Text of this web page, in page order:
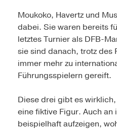
Moukoko, Havertz und
dabei. Sie waren bereits
letztes Turnier als DFB-
sie sind danach, trotz des
immer mehr zu
Führungsspielern gereift.
Diese drei gibt es
eine fiktive Figur. Auch
beispielhaft aufzeigen,